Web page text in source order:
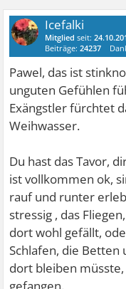
Icefalki
Mitglied seit:
Beiträge:24237
Pawel, das ist
unguten Gefühlen
Exängstler fürchtet
Weihwasser.
Du hast das Tavor,
ist vollkommen ok,
rauf und runter
stressig , das
dort wohl gefällt,
Schlafen, die Betten
dort bleiben